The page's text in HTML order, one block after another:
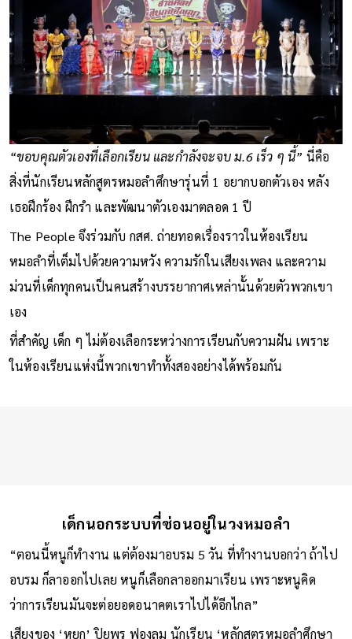
“ขอบคุณตัวเองที่เลือกเรียน และกำลังจะจบ ม.6 เร็ว ๆ นี้” นี่คือ
สิ่งที่นักเรียนหลักสูตรหมอลำศึกษารุ่นที่ 1 อยากบอกตัวเอง หลัง
เธอฝึกร้อง ฝึกรำ และพัฒนาตัวเองมาตลอด 1 ปี
The People จึงร่วมกับ กสศ. ถ่ายทอดเรื่องราวในห้องเรียน
หมอลำที่เต็มไปด้วยความหวัง ความรักในเสียงเพลง และความ
ม่วนที่เด็กทุกคนเป็นคนสร้างบรรยากาศเหล่านั้นด้วยตัวพวกเขา
เอง
ที่สำคัญ เด็ก ๆ ไม่ต้องเลือกระหว่างการเรียนกับความฝัน เพราะ
ในห้องเรียนแห่งนี้พวกเขาทำทั้งสองอย่างได้พร้อมกัน
เด็กนอกระบบที่ซ่อนอยู่ในวงหมอลำ
“ตอนนี้หนูก็ทำงาน แต่ต้องมาอบรม 5 วัน ที่ทำงานบอกว่า ถ้าไป
อบรม ก็ลาออกไปเลย หนูก็เลือกลาออกมาเรียน เพราะหนูคิด
ว่าการเรียนมันจะต่อยอดอนาคตเราไปได้อีกไกล”
เสียงของ ‘หยก’ ปิยพร ฟองลม นักเรียน ‘หลักสูตรหมอลำศึกษา